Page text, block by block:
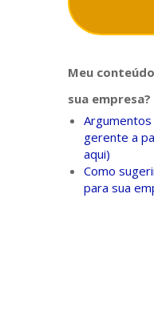
Meu
sua empresa?
gerente a
aqui)
Como
para sua